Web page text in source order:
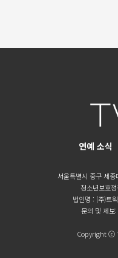
연예 소식
서울특별시 중구 세
청소년보호
법인명 : (주)트
문의 및 제보:
Copyright ⓒ